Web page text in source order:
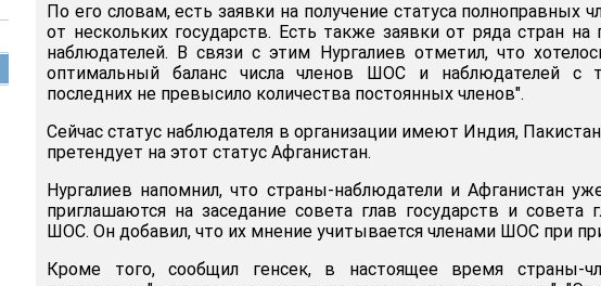
По его словам, есть заявки на получение статуса полноправных
от нескольких государств. Есть также заявки от ряда стран на
наблюдателей. В связи с этим Нургалиев отметил, что
оптимальный баланс числа членов ШОС и наблюдателей с
последних не превысило количества постоянных членов".
Сейчас статус наблюдателя в организации имеют Индия,
претендует на этот статус Афганистан.
Нургалиев напомнил, что страны-наблюдатели и Афганистан
приглашаются на заседание совета глав государств и совета
ШОС. Он добавил, что их мнение учитывается членами ШОС при
Кроме того, сообщил генсек, в настоящее время страны-